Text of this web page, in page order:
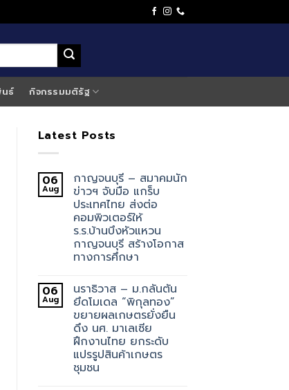
นธ์ กิจกรรมมติรัฐ
Latest Posts
06
Aug
กาญจนบุรี – สมาคมนัก
ข่าวฯ จับมือ แกร็บ
ประเทศไทย ส่งต่อ
คอมพิวเตอร์ให้
ร.ร.บ้านบึงหัวแหวน
กาญจนบุรี สร้างโอกาส
ทางการศึกษา
06
Aug
นราธิวาส – ม.กลันตัน
ยึดโมเดล “พิกุลทอง”
ขยายผลเกษตรยั่งยืน
ดึง นศ. มาเลเซีย
ฝึกงานไทย ยกระดับ
แปรรูปสินค้าเกษตร
ชุมชน